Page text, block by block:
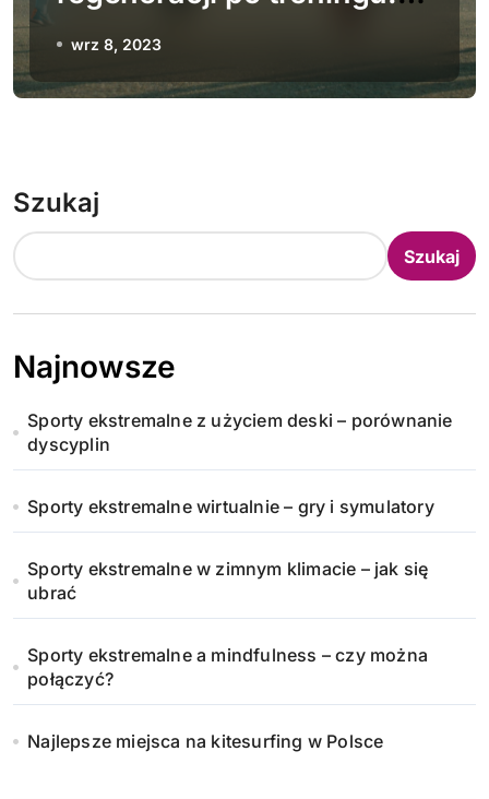
Czego unikać, żeby
wrz 8, 2023
Szukaj
Szukaj
Najnowsze
Sporty ekstremalne z użyciem deski – porównanie
dyscyplin
Sporty ekstremalne wirtualnie – gry i symulatory
Sporty ekstremalne w zimnym klimacie – jak się
ubrać
Sporty ekstremalne a mindfulness – czy można
połączyć?
Najlepsze miejsca na kitesurfing w Polsce